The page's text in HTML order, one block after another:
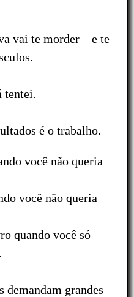
vai te morder – e te
tentei.
é o trabalho.
você não queria
você não queria
quando você só
demandam grandes